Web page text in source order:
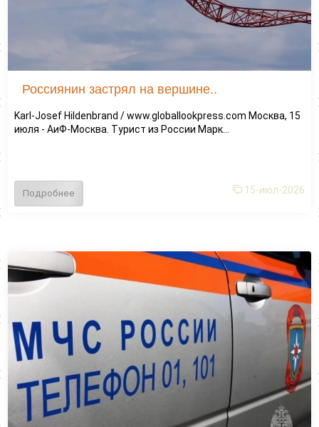
Россиянин застрял на вершине..
Karl-Josef Hildenbrand / www.globallookpress.com Москва, 15
июля - АиФ-Москва. Турист из России Марк...
Подробнее 15-июл-2026